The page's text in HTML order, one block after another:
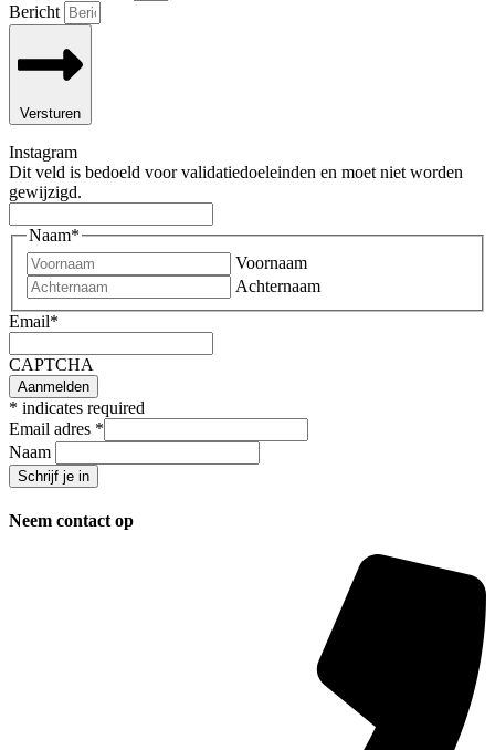
Bericht
Versturen
Instagram
Dit veld is bedoeld voor validatiedoeleinden en moet niet worden
gewijzigd.
Naam*
Voornaam
Achternaam
Email*
CAPTCHA
* indicates required
Email adres *
Naam
Neem contact op